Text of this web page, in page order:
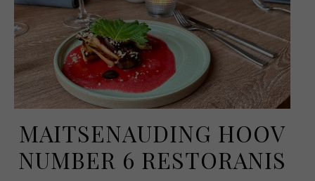
MAITSENAUDING HOOV
NUMBER 6 RESTORANIS